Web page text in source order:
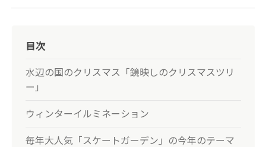
目次
水辺の国のクリスマス「鏡映しのクリスマスツリ
ー」
ウィンターイルミネーション
毎年大人気「スケートガーデン」の今年のテーマ